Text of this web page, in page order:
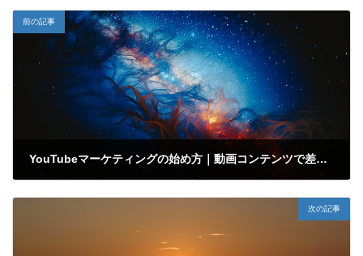
前の記事
YouTubeマーケティングの始め方｜動画コンテンツで差をつける方法
次の記事